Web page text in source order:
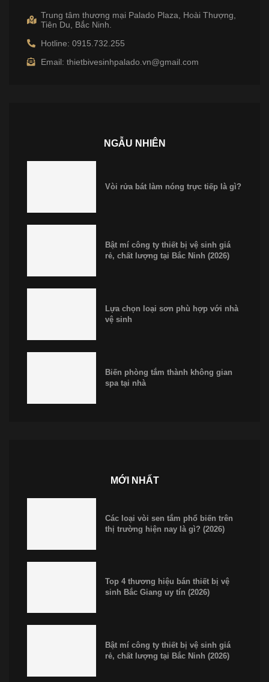
Trung tâm thương mại Palado Plaza, Hoài Thượng,
Tiên Du, Bắc Ninh.
Hotline: 0915.732.255
Email: thietbivesinhpalado.vn@gmail.com
NGẪU NHIÊN
Vòi rửa bát làm nóng trực tiếp là gì?
Bật mí công ty thiết bị vệ sinh giá
rẻ, chất lượng tại Bắc Ninh (2026)
Lựa chọn loại sơn phù hợp với nhà
vệ sinh
Biến phòng tắm thành không gian
spa tại nhà
MỚI NHẤT
Các loại vòi sen tắm phổ biến trên
thị trường hiện nay là gì? (2026)
Top 4 thương hiệu bán thiết bị vệ
sinh Bắc Giang uy tín (2026)
Bật mí công ty thiết bị vệ sinh giá
rẻ, chất lượng tại Bắc Ninh (2026)